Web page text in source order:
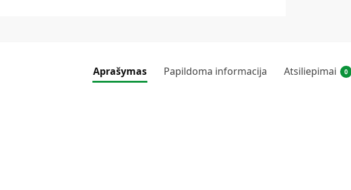
Aprašymas Papildoma informacija Atsiliepimai 0